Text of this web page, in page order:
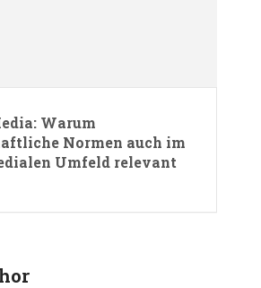
Warum
Normen auch im
Umfeld relevant